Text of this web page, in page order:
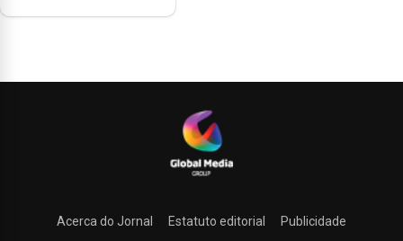
Acerca do Jornal Estatuto editorial
Publicidade